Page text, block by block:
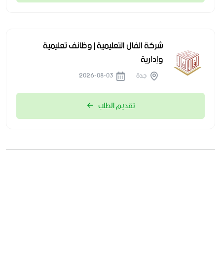
شركة الفال التعليمية | وظائف تعليمية
وإدارية
جدة
تقديم الطلب